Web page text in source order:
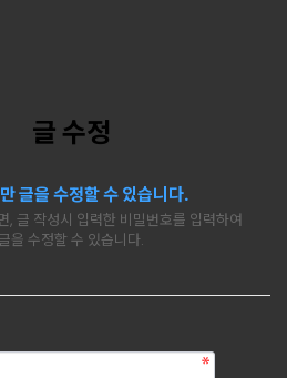
글 수정
글을 수정할 수 있습니다.
, 글 작성시 입력한 비밀번호를 입력하여
을 수정할 수 있습니다.